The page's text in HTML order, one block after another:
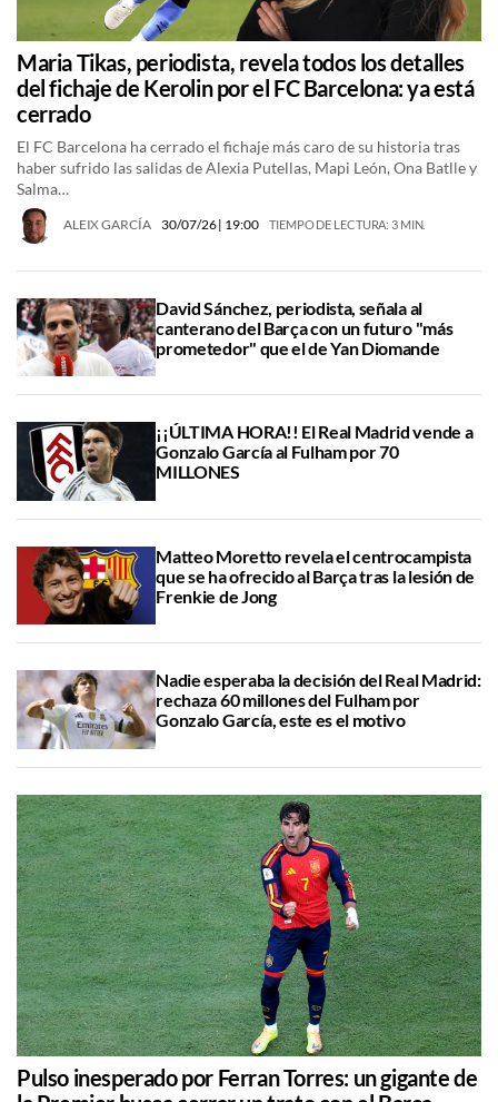
Maria Tikas, periodista, revela todos los detalles
del fichaje de Kerolin por el FC Barcelona: ya está
cerrado
El FC Barcelona ha cerrado el fichaje más caro de su historia tras
haber sufrido las salidas de Alexia Putellas, Mapi León, Ona Batlle y
Salma…
ALEIX GARCÍA 30/07/26| 19:00 TIEMPO DE LECTURA: 3 MIN.
David Sánchez, periodista, señala al
canterano del Barça con un futuro "más
prometedor" que el de Yan Diomande
¡¡ÚLTIMA HORA!! El Real Madrid vende a
Gonzalo García al Fulham por 70
MILLONES
Matteo Moretto revela el centrocampista
que se ha ofrecido al Barça tras la lesión de
Frenkie de Jong
Nadie esperaba la decisión del Real Madrid:
rechaza 60 millones del Fulham por
Gonzalo García, este es el motivo
Pulso inesperado por Ferran Torres: un gigante de